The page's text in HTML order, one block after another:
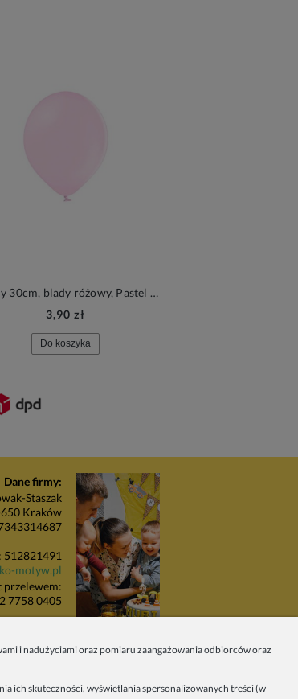
Balony 30cm, blady różowy, Pastel Pale Pink, 6szt.| PartyDeco Strong Balloons
3,90 zł
Do koszyka
Dane firmy:
Staszak
Kraków
512821491
motyw.pl
przelewem:
7758 0405
Motyw
wejście z
i nadużyciami oraz pomiaru zaangażowania odbiorców oraz
ich skuteczności, wyświetlania spersonalizowanych treści (w